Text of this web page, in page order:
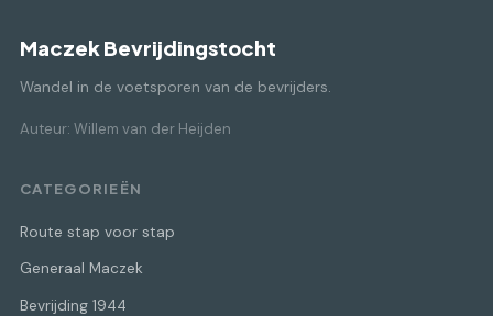
Maczek Bevrijdingstocht
Wandel in de voetsporen van de bevrijders.
Auteur: Willem van der Heijden
CATEGORIEËN
Route stap voor stap
Generaal Maczek
Bevrijding 1944